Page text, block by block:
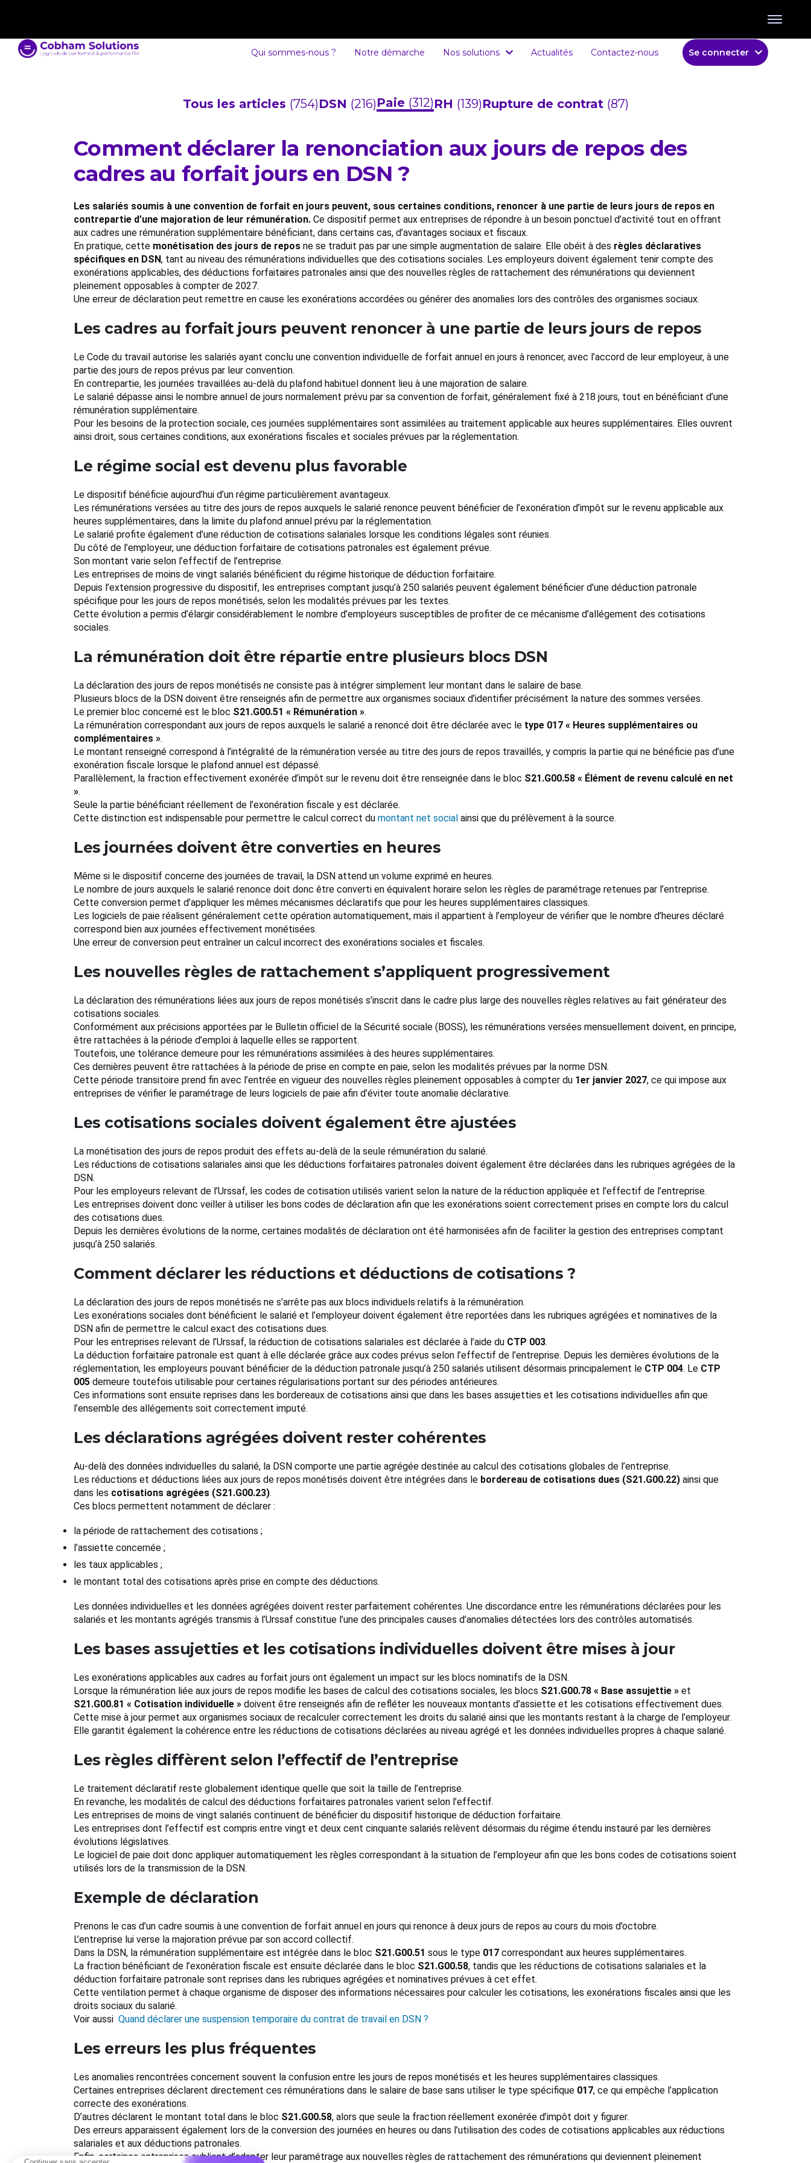
Qui sommes-nous ? Notre démarche Nos solutions Actualités Contactez-nous Se connecter
Tous les articles (754)DSN (216)Paie (312)RH (139)Rupture de contrat (87)
Comment déclarer la renonciation aux jours de repos des
cadres au forfait jours en DSN ?
Les salariés soumis à une convention de forfait en jours peuvent, sous certaines conditions, renoncer à une partie de leurs jours de repos en
contrepartie d’une majoration de leur rémunération. Ce dispositif permet aux entreprises de répondre à un besoin ponctuel d’activité tout en offrant
aux cadres une rémunération supplémentaire bénéficiant, dans certains cas, d’avantages sociaux et fiscaux.
En pratique, cette monétisation des jours de repos ne se traduit pas par une simple augmentation de salaire. Elle obéit à des règles déclaratives
spécifiques en DSN, tant au niveau des rémunérations individuelles que des cotisations sociales. Les employeurs doivent également tenir compte des
exonérations applicables, des déductions forfaitaires patronales ainsi que des nouvelles règles de rattachement des rémunérations qui deviennent
pleinement opposables à compter de 2027.
Une erreur de déclaration peut remettre en cause les exonérations accordées ou générer des anomalies lors des contrôles des organismes sociaux.
Les cadres au forfait jours peuvent renoncer à une partie de leurs jours de repos
Le Code du travail autorise les salariés ayant conclu une convention individuelle de forfait annuel en jours à renoncer, avec l’accord de leur employeur, à une
partie des jours de repos prévus par leur convention.
En contrepartie, les journées travaillées au-delà du plafond habituel donnent lieu à une majoration de salaire.
Le salarié dépasse ainsi le nombre annuel de jours normalement prévu par sa convention de forfait, généralement fixé à 218 jours, tout en bénéficiant d’une
rémunération supplémentaire.
Pour les besoins de la protection sociale, ces journées supplémentaires sont assimilées au traitement applicable aux heures supplémentaires. Elles ouvrent
ainsi droit, sous certaines conditions, aux exonérations fiscales et sociales prévues par la réglementation.
Le régime social est devenu plus favorable
Le dispositif bénéficie aujourd’hui d’un régime particulièrement avantageux.
Les rémunérations versées au titre des jours de repos auxquels le salarié renonce peuvent bénéficier de l’exonération d’impôt sur le revenu applicable aux
heures supplémentaires, dans la limite du plafond annuel prévu par la réglementation.
Le salarié profite également d’une réduction de cotisations salariales lorsque les conditions légales sont réunies.
Du côté de l’employeur, une déduction forfaitaire de cotisations patronales est également prévue.
Son montant varie selon l’effectif de l’entreprise.
Les entreprises de moins de vingt salariés bénéficient du régime historique de déduction forfaitaire.
Depuis l’extension progressive du dispositif, les entreprises comptant jusqu’à 250 salariés peuvent également bénéficier d’une déduction patronale
spécifique pour les jours de repos monétisés, selon les modalités prévues par les textes.
Cette évolution a permis d’élargir considérablement le nombre d’employeurs susceptibles de profiter de ce mécanisme d’allégement des cotisations
sociales.
La rémunération doit être répartie entre plusieurs blocs DSN
La déclaration des jours de repos monétisés ne consiste pas à intégrer simplement leur montant dans le salaire de base.
Plusieurs blocs de la DSN doivent être renseignés afin de permettre aux organismes sociaux d’identifier précisément la nature des sommes versées.
Le premier bloc concerné est le bloc S21.G00.51 « Rémunération ».
La rémunération correspondant aux jours de repos auxquels le salarié a renoncé doit être déclarée avec le type 017 « Heures supplémentaires ou
complémentaires ».
Le montant renseigné correspond à l’intégralité de la rémunération versée au titre des jours de repos travaillés, y compris la partie qui ne bénéficie pas d’une
exonération fiscale lorsque le plafond annuel est dépassé.
Parallèlement, la fraction effectivement exonérée d’impôt sur le revenu doit être renseignée dans le bloc S21.G00.58 « Élément de revenu calculé en net
».
Seule la partie bénéficiant réellement de l’exonération fiscale y est déclarée.
Cette distinction est indispensable pour permettre le calcul correct du montant net social ainsi que du prélèvement à la source.
Les journées doivent être converties en heures
Même si le dispositif concerne des journées de travail, la DSN attend un volume exprimé en heures.
Le nombre de jours auxquels le salarié renonce doit donc être converti en équivalent horaire selon les règles de paramétrage retenues par l’entreprise.
Cette conversion permet d’appliquer les mêmes mécanismes déclaratifs que pour les heures supplémentaires classiques.
Les logiciels de paie réalisent généralement cette opération automatiquement, mais il appartient à l’employeur de vérifier que le nombre d’heures déclaré
correspond bien aux journées effectivement monétisées.
Une erreur de conversion peut entraîner un calcul incorrect des exonérations sociales et fiscales.
Les nouvelles règles de rattachement s’appliquent progressivement
La déclaration des rémunérations liées aux jours de repos monétisés s’inscrit dans le cadre plus large des nouvelles règles relatives au fait générateur des
cotisations sociales.
Conformément aux précisions apportées par le Bulletin officiel de la Sécurité sociale (BOSS), les rémunérations versées mensuellement doivent, en principe,
être rattachées à la période d’emploi à laquelle elles se rapportent.
Toutefois, une tolérance demeure pour les rémunérations assimilées à des heures supplémentaires.
Ces dernières peuvent être rattachées à la période de prise en compte en paie, selon les modalités prévues par la norme DSN.
Cette période transitoire prend fin avec l’entrée en vigueur des nouvelles règles pleinement opposables à compter du 1er janvier 2027, ce qui impose aux
entreprises de vérifier le paramétrage de leurs logiciels de paie afin d’éviter toute anomalie déclarative.
Les cotisations sociales doivent également être ajustées
La monétisation des jours de repos produit des effets au-delà de la seule rémunération du salarié.
Les réductions de cotisations salariales ainsi que les déductions forfaitaires patronales doivent également être déclarées dans les rubriques agrégées de la
DSN.
Pour les employeurs relevant de l’Urssaf, les codes de cotisation utilisés varient selon la nature de la réduction appliquée et l’effectif de l’entreprise.
Les entreprises doivent donc veiller à utiliser les bons codes de déclaration afin que les exonérations soient correctement prises en compte lors du calcul
des cotisations dues.
Depuis les dernières évolutions de la norme, certaines modalités de déclaration ont été harmonisées afin de faciliter la gestion des entreprises comptant
jusqu’à 250 salariés.
Comment déclarer les réductions et déductions de cotisations ?
La déclaration des jours de repos monétisés ne s’arrête pas aux blocs individuels relatifs à la rémunération.
Les exonérations sociales dont bénéficient le salarié et l’employeur doivent également être reportées dans les rubriques agrégées et nominatives de la
DSN afin de permettre le calcul exact des cotisations dues.
Pour les entreprises relevant de l’Urssaf, la réduction de cotisations salariales est déclarée à l’aide du CTP 003.
La déduction forfaitaire patronale est quant à elle déclarée grâce aux codes prévus selon l’effectif de l’entreprise. Depuis les dernières évolutions de la
réglementation, les employeurs pouvant bénéficier de la déduction patronale jusqu’à 250 salariés utilisent désormais principalement le CTP 004. Le CTP
005 demeure toutefois utilisable pour certaines régularisations portant sur des périodes antérieures.
Ces informations sont ensuite reprises dans les bordereaux de cotisations ainsi que dans les bases assujetties et les cotisations individuelles afin que
l’ensemble des allégements soit correctement imputé.
Les déclarations agrégées doivent rester cohérentes
Au-delà des données individuelles du salarié, la DSN comporte une partie agrégée destinée au calcul des cotisations globales de l’entreprise.
Les réductions et déductions liées aux jours de repos monétisés doivent être intégrées dans le bordereau de cotisations dues (S21.G00.22) ainsi que
dans les cotisations agrégées (S21.G00.23).
Ces blocs permettent notamment de déclarer :
la période de rattachement des cotisations ;
l’assiette concernée ;
les taux applicables ;
le montant total des cotisations après prise en compte des déductions.
Les données individuelles et les données agrégées doivent rester parfaitement cohérentes. Une discordance entre les rémunérations déclarées pour les
salariés et les montants agrégés transmis à l’Urssaf constitue l’une des principales causes d’anomalies détectées lors des contrôles automatisés.
Les bases assujetties et les cotisations individuelles doivent être mises à jour
Les exonérations applicables aux cadres au forfait jours ont également un impact sur les blocs nominatifs de la DSN.
Lorsque la rémunération liée aux jours de repos modifie les bases de calcul des cotisations sociales, les blocs S21.G00.78 « Base assujettie » et
S21.G00.81 « Cotisation individuelle » doivent être renseignés afin de refléter les nouveaux montants d’assiette et les cotisations effectivement dues.
Cette mise à jour permet aux organismes sociaux de recalculer correctement les droits du salarié ainsi que les montants restant à la charge de l’employeur.
Elle garantit également la cohérence entre les réductions de cotisations déclarées au niveau agrégé et les données individuelles propres à chaque salarié.
Les règles diffèrent selon l’effectif de l’entreprise
Le traitement déclaratif reste globalement identique quelle que soit la taille de l’entreprise.
En revanche, les modalités de calcul des déductions forfaitaires patronales varient selon l’effectif.
Les entreprises de moins de vingt salariés continuent de bénéficier du dispositif historique de déduction forfaitaire.
Les entreprises dont l’effectif est compris entre vingt et deux cent cinquante salariés relèvent désormais du régime étendu instauré par les dernières
évolutions législatives.
Le logiciel de paie doit donc appliquer automatiquement les règles correspondant à la situation de l’employeur afin que les bons codes de cotisations soient
utilisés lors de la transmission de la DSN.
Exemple de déclaration
Prenons le cas d’un cadre soumis à une convention de forfait annuel en jours qui renonce à deux jours de repos au cours du mois d’octobre.
L’entreprise lui verse la majoration prévue par son accord collectif.
Dans la DSN, la rémunération supplémentaire est intégrée dans le bloc S21.G00.51 sous le type 017 correspondant aux heures supplémentaires.
La fraction bénéficiant de l’exonération fiscale est ensuite déclarée dans le bloc S21.G00.58, tandis que les réductions de cotisations salariales et la
déduction forfaitaire patronale sont reprises dans les rubriques agrégées et nominatives prévues à cet effet.
Cette ventilation permet à chaque organisme de disposer des informations nécessaires pour calculer les cotisations, les exonérations fiscales ainsi que les
droits sociaux du salarié.
Voir aussi Quand déclarer une suspension temporaire du contrat de travail en DSN ?
Les erreurs les plus fréquentes
Les anomalies rencontrées concernent souvent la confusion entre les jours de repos monétisés et les heures supplémentaires classiques.
Certaines entreprises déclarent directement ces rémunérations dans le salaire de base sans utiliser le type spécifique 017, ce qui empêche l’application
correcte des exonérations.
D’autres déclarent le montant total dans le bloc S21.G00.58, alors que seule la fraction réellement exonérée d’impôt doit y figurer.
Des erreurs apparaissent également lors de la conversion des journées en heures ou dans l’utilisation des codes de cotisations applicables aux réductions
salariales et aux déductions patronales.
Enfin, certaines entreprises oublient d’adapter leur paramétrage aux nouvelles règles de rattachement des rémunérations qui deviennent pleinement